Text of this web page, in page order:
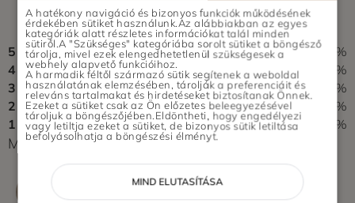
0,0
0 vélemény alapján
5
0%
4
0%
3
0%
2
0%
1
0%
Még nem érkezett értékelés. Légy Te az első!
ÉRTÉKELÉS ÍRÁSA
A hatékony navigáció és bizonyos funkciók működésének
érdekében sütiket használunk.Az alábbiakban az egyes
kategóriák alatt részletes információkat talál minden
sütiről.A "Szükséges" kategóriába sorolt sütiket a böngésző
tárolja, mivel ezek elengedhetetlenül szükségesek a
webhely alapvető funkcióihoz.
A harmadik féltől származó sütik segítenek a weboldal
használatának elemzésében, tárolják a preferenciáit és
releváns tartalmakat és hirdetéseket biztosítanak Önnek.
Ezeket a sütiket csak az Ön előzetes beleegyezésével
tároljuk a böngészőjében.Eldöntheti, hogy engedélyezi
vagy letiltja ezeket a sütiket, de bizonyos sütik letiltása
befolyásolhatja a böngészési élményt.
MIND ELUTASÍTÁSA